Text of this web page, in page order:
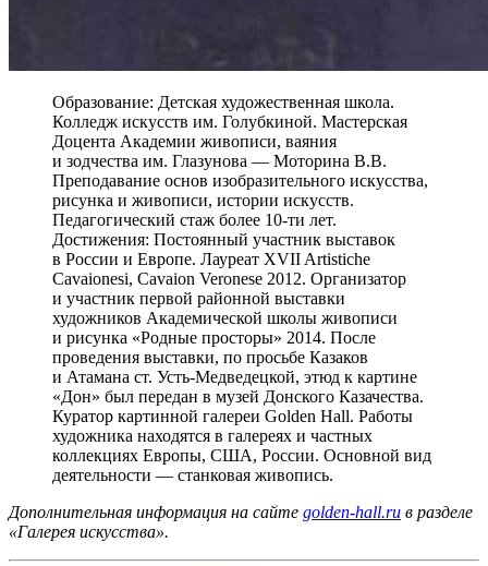
Образование: Детская художественная школа.
Колледж искусств им. Голубкиной. Мастерская
Доцента Академии живописи, ваяния
и зодчества им. Глазунова — Моторина В.В.
Преподавание основ изобразительного искусства,
рисунка и живописи, истории искусств.
Педагогический стаж более 10-ти лет.
Достижения: Постоянный участник выставок
в России и Европе. Лауреат XVII Artistiche
Cavaionesi, Cavaion Veronese 2012. Организатор
и участник первой районной выставки
художников Академической школы живописи
и рисунка «Родные просторы» 2014. После
проведения выставки, по просьбе Казаков
и Атамана ст. Усть-Медведецкой, этюд к картине
«Дон» был передан в музей Донского Казачества.
Куратор картинной галереи Golden Hall. Работы
художника находятся в галереях и частных
коллекциях Европы, США, России. Основной вид
деятельности — станковая живопись.
Дополнительная информация на сайте golden-hall.ru в разделе
«Галерея искусства».